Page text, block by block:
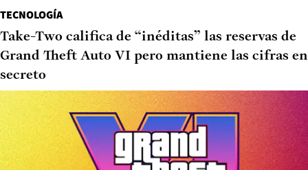
TECNOLOGÍA
Take-Two califica de “inéditas” las reservas de
Grand Theft Auto VI pero mantiene las cifras en
secreto